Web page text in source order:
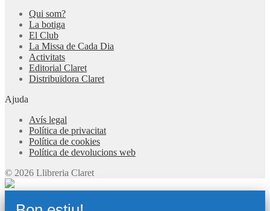
Qui som?
La botiga
El Club
La Missa de Cada Dia
Activitats
Editorial Claret
Distribuïdora Claret
Ajuda
Avís legal
Política de privacitat
Política de cookies
Política de devolucions web
© 2026 Llibreria Claret